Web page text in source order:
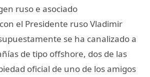
ruso e asociado
el Presidente ruso Vladimir
se ha canalizado a
de tipo offshore, dos de las
oficial de uno de los amigos